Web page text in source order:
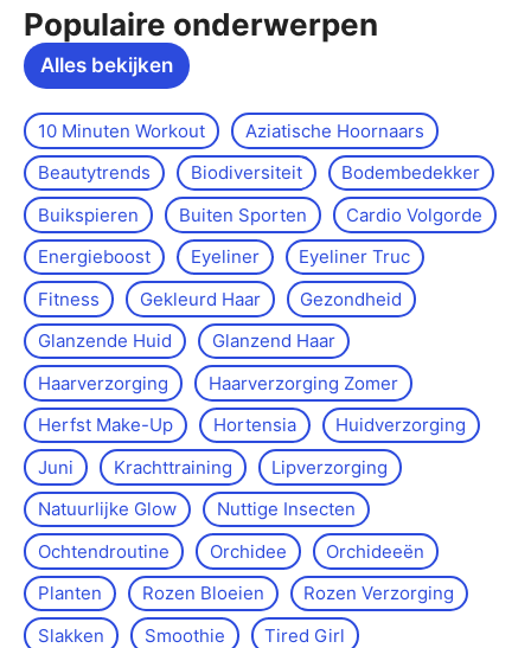
Populaire onderwerpen
Alles bekijken
10 Minuten Workout
Aziatische Hoornaars
Beautytrends
Biodiversiteit
Bodembedekker
Buikspieren
Buiten Sporten
Cardio Volgorde
Energieboost
Eyeliner
Eyeliner Truc
Fitness
Gekleurd Haar
Gezondheid
Glanzende Huid
Glanzend Haar
Haarverzorging
Haarverzorging Zomer
Herfst Make-Up
Hortensia
Huidverzorging
Juni
Krachttraining
Lipverzorging
Natuurlijke Glow
Nuttige Insecten
Ochtendroutine
Orchidee
Orchideeën
Planten
Rozen Bloeien
Rozen Verzorging
Slakken
Smoothie
Tired Girl